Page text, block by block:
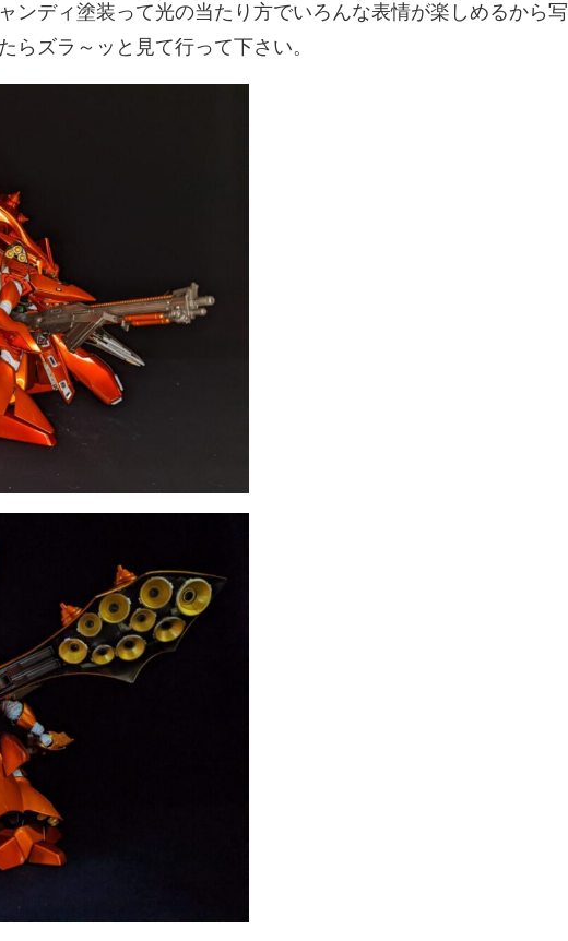
ンディ塗装って光の当たり方でいろんな表情が楽しめるから写
らズラ～ッと見て行って下さい。